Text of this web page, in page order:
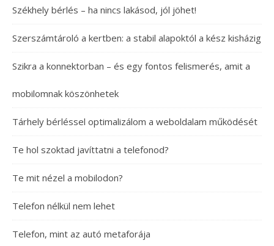
Székhely bérlés – ha nincs lakásod, jól jöhet!
Szerszámtároló a kertben: a stabil alapoktól a kész kisházig
Szikra a konnektorban – és egy fontos felismerés, amit a
mobilomnak köszönhetek
Tárhely bérléssel optimalizálom a weboldalam működését
Te hol szoktad javíttatni a telefonod?
Te mit nézel a mobilodon?
Telefon nélkül nem lehet
Telefon, mint az autó metaforája